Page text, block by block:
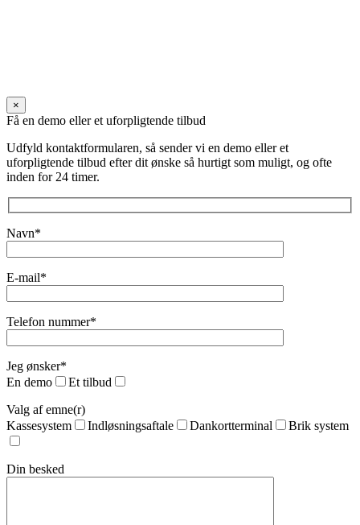
×
Få en demo eller et uforpligtende tilbud
Udfyld kontaktformularen, så sender vi en demo eller et
uforpligtende tilbud efter dit ønske så hurtigt som muligt, og ofte
inden for 24 timer.
Navn*
E-mail*
Telefon nummer*
Jeg ønsker*
En demo
Et tilbud
Valg af emne(r)
Kassesystem
Indløsningsaftale Dankortterminal Brik system
Din besked